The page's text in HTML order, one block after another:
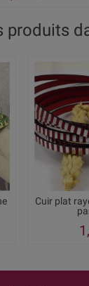
produits
Cuir plat